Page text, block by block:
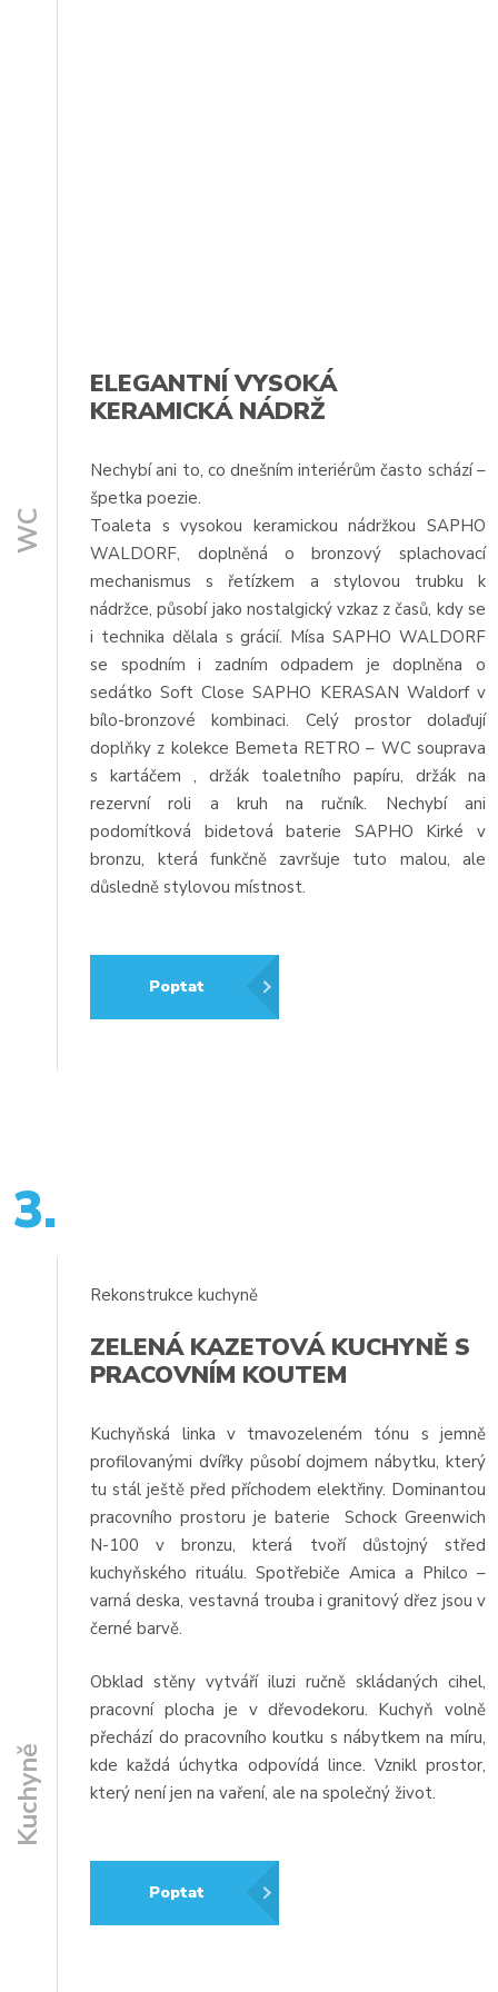
WC
ELEGANTNÍ VYSOKÁ
KERAMICKÁ NÁDRŽ
Nechybí ani to, co dnešním interiérům často schází –
špetka poezie.
Toaleta s vysokou keramickou nádržkou SAPHO
WALDORF, doplněná o bronzový splachovací
mechanismus s řetízkem a stylovou trubku k
nádržce, působí jako nostalgický vzkaz z časů, kdy se
i technika dělala s grácií. Mísa SAPHO WALDORF
se spodním i zadním odpadem je doplněna o
sedátko Soft Close SAPHO KERASAN Waldorf v
bílo-bronzové kombinaci. Celý prostor dolaďují
doplňky z kolekce Bemeta RETRO – WC souprava
s kartáčem , držák toaletního papíru, držák na
rezervní roli a kruh na ručník. Nechybí ani
podomítková bidetová baterie SAPHO Kirké v
bronzu, která funkčně završuje tuto malou, ale
důsledně stylovou místnost.
Poptat
3.
Kuchyně
Rekonstrukce kuchyně
ZELENÁ KAZETOVÁ KUCHYNĚ S
PRACOVNÍM KOUTEM
Kuchyňská linka v tmavozeleném tónu s jemně
profilovanými dvířky působí dojmem nábytku, který
tu stál ještě před příchodem elektřiny. Dominantou
pracovního prostoru je baterie Schock Greenwich
N-100 v bronzu, která tvoří důstojný střed
kuchyňského rituálu. Spotřebiče Amica a Philco –
varná deska, vestavná trouba i granitový dřez jsou v
černé barvě.
Obklad stěny vytváří iluzi ručně skládaných cihel,
pracovní plocha je v dřevodekoru. Kuchyň volně
přechází do pracovního koutku s nábytkem na míru,
kde každá úchytka odpovídá lince. Vznikl prostor,
který není jen na vaření, ale na společný život.
Poptat